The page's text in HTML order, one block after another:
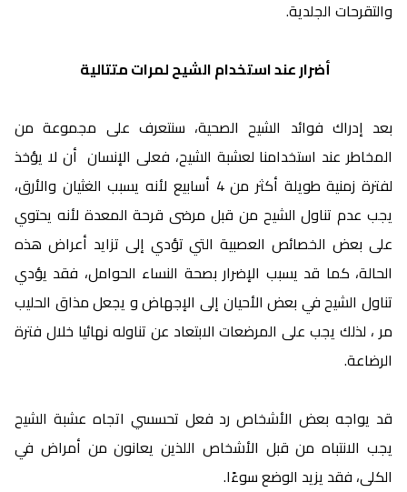
والتقرحات الجلدية.
أضرار عند استخدام الشيح لمرات متتالية
بعد إدراك فوائد الشيح الصحية، سنتعرف على مجموعة من
المخاطر عند استخدامنا لعشبة الشيح، فعلى الإنسان أن لا يؤخذ
لفترة زمنية طويلة أكثر من 4 أسابيع لأنه يسبب الغثيان والأرق،
يجب عدم تناول الشيح من قبل مرضى قرحة المعدة لأنه يحتوي
على بعض الخصائص العصبية التي تؤدي إلى تزايد أعراض هذه
الحالة، كما قد يسبب الإضرار بصحة النساء الحوامل، فقد يؤدي
تناول الشيح في بعض الأحيان إلى الإجهاض و يجعل مذاق الحليب
مر ، لذلك يجب على المرضعات الابتعاد عن تناوله نهائيا خلال فترة
الرضاعة.
قد يواجه بعض الأشخاص رد فعل تحسسي اتجاه عشبة الشيح
يجب الانتباه من قبل الأشخاص اللذين يعانون من أمراض في
الكلى، فقد يزيد الوضع سوءًا.